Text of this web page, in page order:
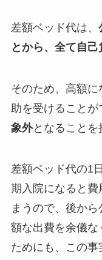
差額ベッド代は、
とから、全て自己
そのため、高額
助を受けることが
象外となることを
差額ベッド代の1
期入院になると費
まうので、後か
額な出費を余儀
ためにも、この